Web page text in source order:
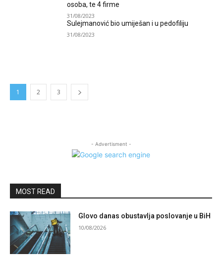
osoba, te 4 firme
31/08/2023
Sulejmanović bio umiješan i u pedofiliju
31/08/2023
1 2 3
- Advertisment -
MOST READ
Glovo danas obustavlja poslovanje u BiH
10/08/2026